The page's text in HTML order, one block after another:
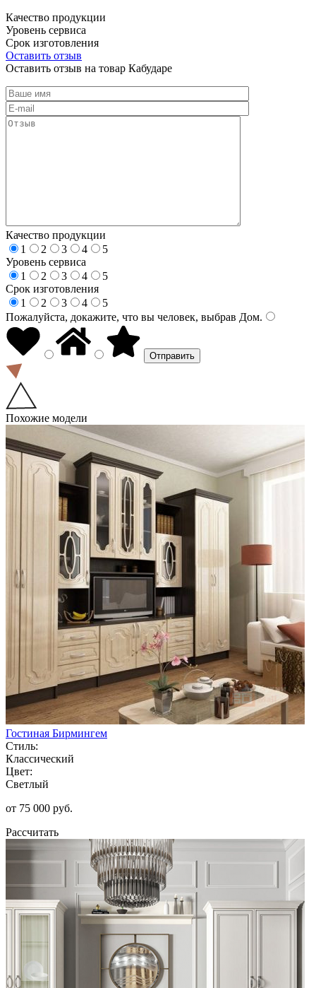
Качество продукции
Уровень сервиса
Срок изготовления
Оставить отзыв
Оставить отзыв на товар Кабударе
Качество продукции
1
2 3 4
5
Уровень сервиса
1
2 3 4
5
Срок изготовления
1
2 3 4
5
Пожалуйста, докажите, что вы человек, выбрав Дом.
Похожие модели
Гостиная Бирмингем
Стиль:
Классический
Цвет:
Светлый
от 75 000 руб.
Рассчитать